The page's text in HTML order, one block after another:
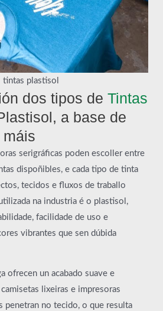
tintas plastisol
dos tipos de Tintas
a base de
máis
serigráficas poden escoller entre
dispoñibles, e cada tipo de tinta
tecidos e fluxos de traballo
na industria é o plastisol,
facilidade de uso e
vibrantes que sen dúbida
ofrecen un acabado suave e
lixeiras e impresoras
penetran no tecido, o que resulta